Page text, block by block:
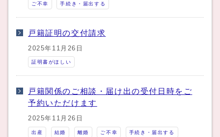
ご不幸 手続き・届出する
戸籍証明の交付請求
2025年11月26日
証明書がほしい
戸籍関係のご相談・届け出の受付日時をご
予約いただけます
2025年11月26日
出産 結婚 離婚 ご不幸 手続き・届出する